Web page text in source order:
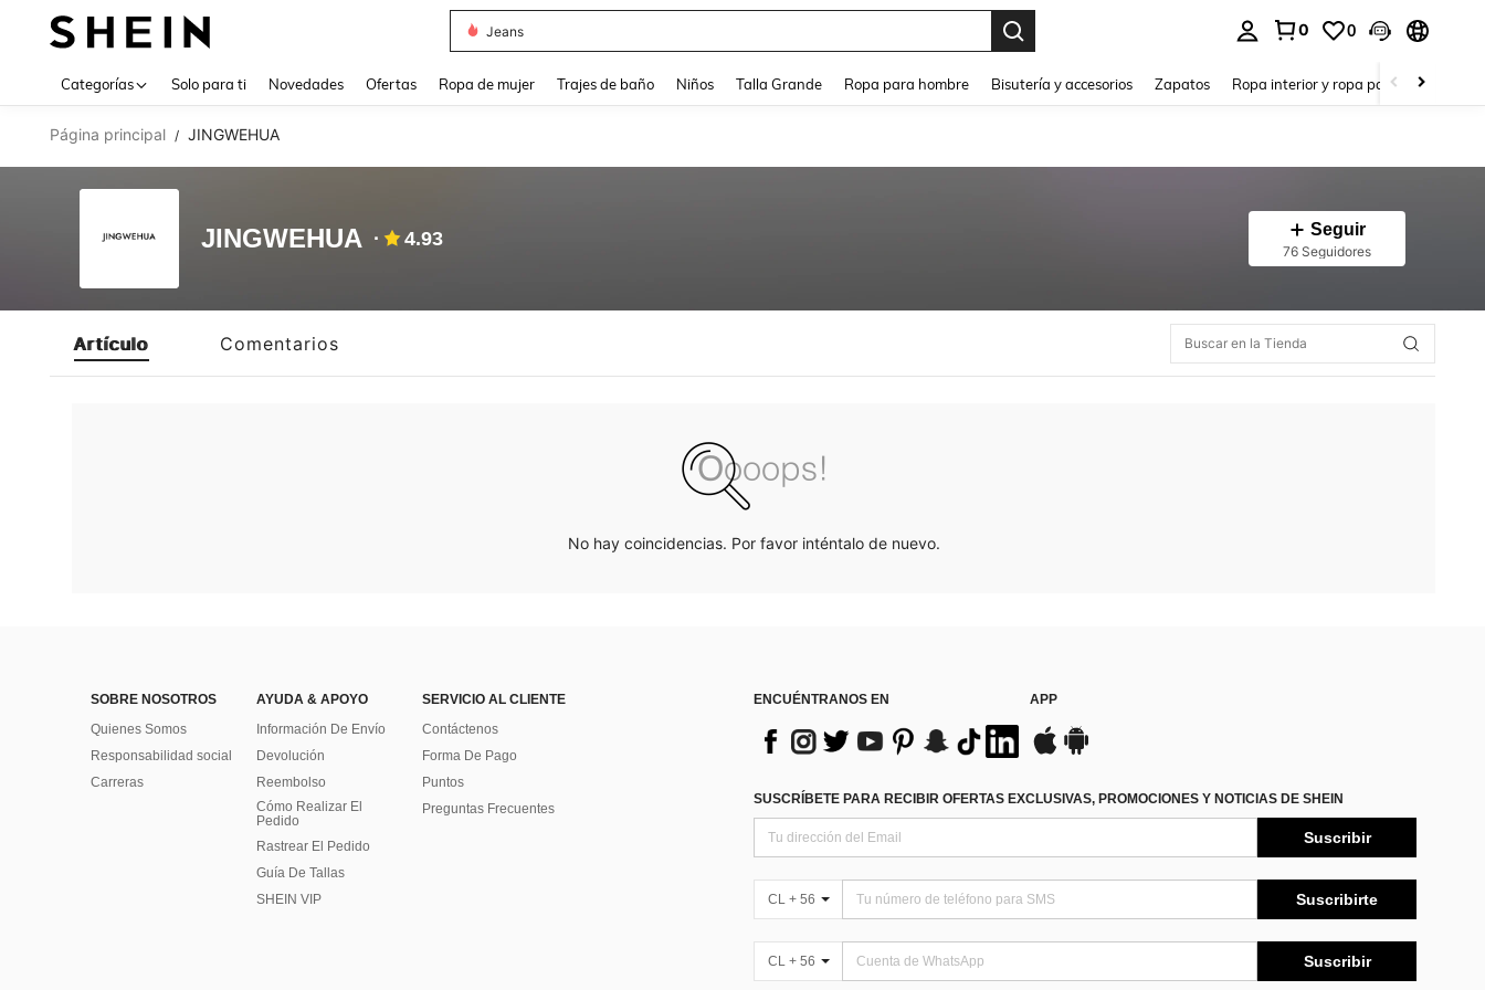
Jeans
0 0
Categorías Solo para ti Novedades Ofertas Ropa de mujer Trajes de baño Niños Talla Grande Ropa para hombre Bisutería y accesorios Zapatos Ropa interior y ropa para dormir
Página principal / JINGWEHUA
JINGWEHUA 4.93 Seguir
76 Seguidores
Artículo Comentarios
No hay coincidencias. Por favor inténtalo de nuevo.
SOBRE NOSOTROS
Quienes Somos
Responsabilidad social
Carreras
AYUDA & APOYO
Información De Envío
Devolución
Reembolso
Cómo Realizar El
Pedido
Rastrear El Pedido
Guía De Tallas
SHEIN VIP
SERVICIO AL CLIENTE
Contáctenos
Forma De Pago
Puntos
Preguntas Frecuentes
ENCUÉNTRANOS EN APP
SUSCRÍBETE PARA RECIBIR OFERTAS EXCLUSIVAS, PROMOCIONES Y NOTICIAS DE SHEIN
Suscribir
CL + 56 Suscribirte
CL + 56 Suscribir